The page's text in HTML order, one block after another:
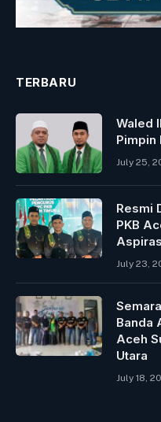
TERBARU
Waled
Pimpin
July 25,
Resmi
PKB
July 23,
Banda
Aceh
Utara
July 18,